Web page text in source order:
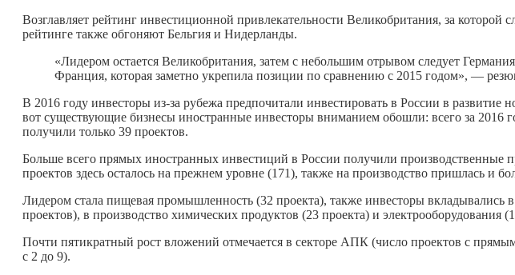
Возглавляет рейтинг инвестиционной привлекательности Великобритания, за
рейтинге также обгоняют Бельгия и Нидерланды.
«Лидером остается Великобритания, затем с небольшим отрывом следует
Франция, которая заметно укрепила позиции по сравнению с 2015 годом», —
В 2016 году инвесторы из-за рубежа предпочитали инвестировать в России в
вот существующие бизнесы иностранные инвесторы вниманием обошли: всего за 2016
получили только 39 проектов.
Больше всего прямых иностранных инвестиций в России получили производственные
проектов здесь осталось на прежнем уровне (171), также на производство пришлась и
Лидером стала пищевая промышленность (32 проекта), также инвесторы вкладывались
проектов), в производство химических продуктов (23 проекта) и электрооборудования
Почти пятикратный рост вложений отмечается в секторе АПК (число проектов с
с 2 до 9).